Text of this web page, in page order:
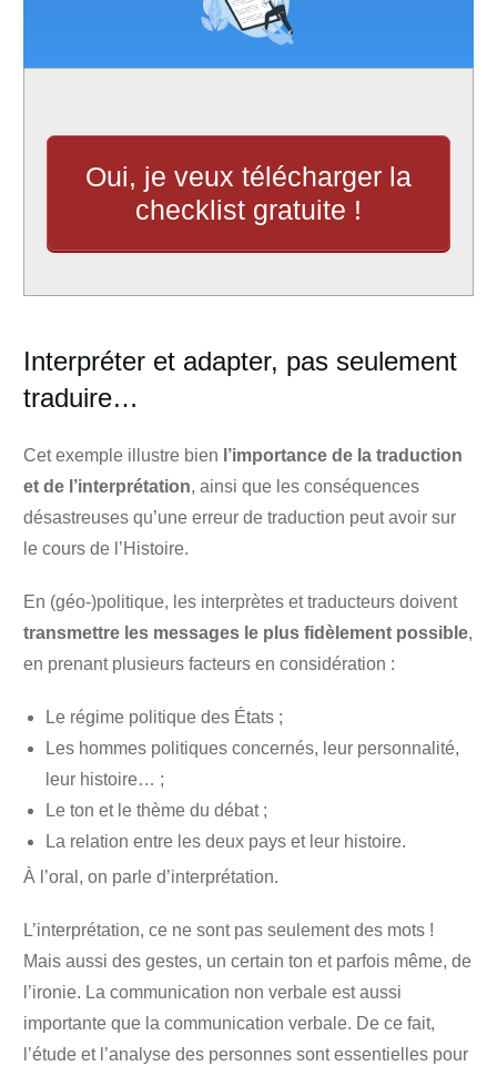
Oui, je veux télécharger la
checklist gratuite !
Interpréter et adapter, pas seulement
traduire…
Cet exemple illustre bien l’importance de la traduction
et de l’interprétation, ainsi que les conséquences
désastreuses qu’une erreur de traduction peut avoir sur
le cours de l’Histoire.
En (géo-)politique, les interprètes et traducteurs doivent
transmettre les messages le plus fidèlement possible,
en prenant plusieurs facteurs en considération :
Le régime politique des États ;
Les hommes politiques concernés, leur personnalité,
leur histoire… ;
Le ton et le thème du débat ;
La relation entre les deux pays et leur histoire.
À l’oral, on parle d’interprétation.
L’interprétation, ce ne sont pas seulement des mots !
Mais aussi des gestes, un certain ton et parfois même, de
l’ironie. La communication non verbale est aussi
importante que la communication verbale. De ce fait,
l’étude et l’analyse des personnes sont essentielles pour